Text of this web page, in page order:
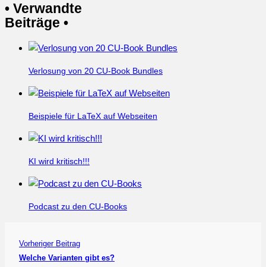
• Verwandte
Beiträge •
Verlosung von 20 CU-Book Bundles
Beispiele für LaTeX auf Webseiten
KI wird kritisch!!!
Podcast zu den CU-Books
Vorheriger Beitrag
Welche Varianten gibt es?